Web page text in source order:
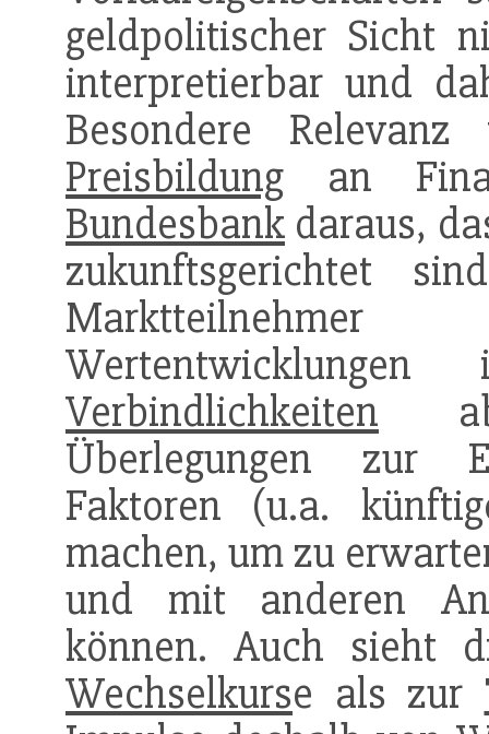
geldpolitischer Sicht
interpretierbar und
Besondere
Preisbildung an
Bundesbank daraus,
zukunftsgerichtet
Verbindlichkeiten
Überlegungen zur
Faktoren (u.a.
machen, um zu
und mit anderen
können. Auch sieht
Wechselkurse als zur